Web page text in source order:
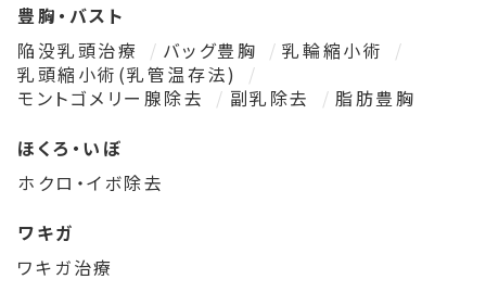
豊胸・バスト
陥没乳頭治療
バッグ豊胸
乳輪縮小術
乳頭縮小術(乳管温存法)
モントゴメリー腺除去
副乳除去
脂肪豊胸
ほくろ・いぼ
ホクロ・イボ除去
ワキガ
ワキガ治療